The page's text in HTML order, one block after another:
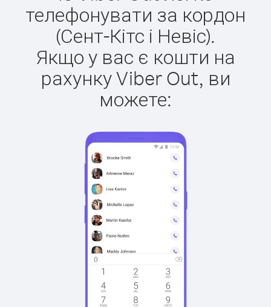
телефонувати за кордон
(Сент-Кітс і Невіс).
Якщо у вас є кошти на
рахунку Viber Out, ви
можете: